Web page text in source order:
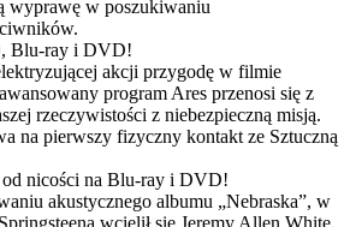
wyprawę w poszukiwaniu
Blu-ray i DVD!
akcji przygodę w filmie
program Ares przenosi się z
rzeczywistości z niebezpieczną misją.
na pierwszy fizyczny kontakt ze Sztuczną
od nicości na Blu-ray i DVD!
akustycznego albumu „Nebraska”, w
wcielił się Jeremy Allen White.